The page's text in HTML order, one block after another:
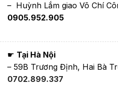
– Huỳnh Lắm giao Võ Chí
0905.952.905
☛ Tại Hà Nội
– 59B Trương Định, Hai Bà
0702.899.337